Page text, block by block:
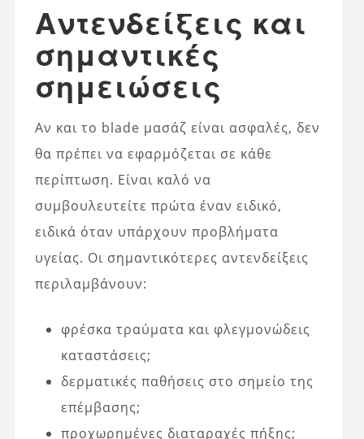
Αντενδείξεις και
σημαντικές
σημειώσεις
Αν και το blade μασάζ είναι ασφαλές, δεν
θα πρέπει να εφαρμόζεται σε κάθε
περίπτωση. Είναι καλό να
συμβουλευτείτε πρώτα έναν ειδικό,
ειδικά όταν υπάρχουν προβλήματα
υγείας. Οι σημαντικότερες αντενδείξεις
περιλαμβάνουν:
φρέσκα τραύματα και φλεγμονώδεις
καταστάσεις;
δερματικές παθήσεις στο σημείο της
επέμβασης;
προχωρημένες διαταραχές πήξης;